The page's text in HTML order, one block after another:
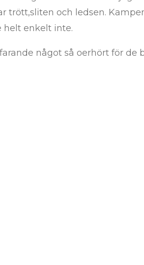
trött,sliten och ledsen.
helt enkelt inte.
något så oerhört för de